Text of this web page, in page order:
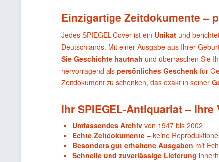
Einzigartige Zeitdokumente –
Jedes SPIEGEL-Cover ist ein Unikat und
Deutschlands. Mit einer Ausgabe aus Ihrer
Sie Geschichte hautnah und überraschen Sie
hervorragend als persönliches Geschenk für
Zeitdokument zu schenken, das exakt in seiner
Ihr SPIEGEL-Antiquariat –
Umfassendes Archiv von 1947 bis 2002
Echte Zeitdokumente – keine
Besonders gut erhaltene Ausgaben mit
Schnelle und zuverlässige Lieferung